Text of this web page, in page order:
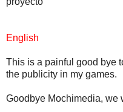
English
This is a painful good bye
the publicity in my games.
Goodbye Mochimedia, we